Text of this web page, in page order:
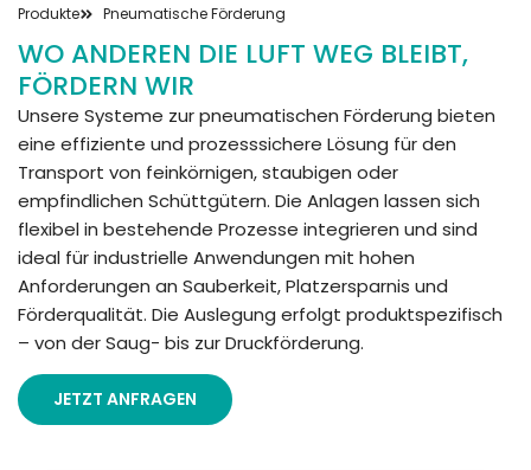
Produkte Pneumatische Förderung
WO ANDEREN DIE LUFT WEG BLEIBT,
FÖRDERN WIR
Unsere Systeme zur pneumatischen Förderung bieten
eine effiziente und prozesssichere Lösung für den
Transport von feinkörnigen, staubigen oder
empfindlichen Schüttgütern. Die Anlagen lassen sich
flexibel in bestehende Prozesse integrieren und sind
ideal für industrielle Anwendungen mit hohen
Anforderungen an Sauberkeit, Platzersparnis und
Förderqualität. Die Auslegung erfolgt produktspezifisch
– von der Saug- bis zur Druckförderung.
JETZT ANFRAGEN